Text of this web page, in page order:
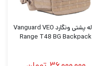
کوله پشتی ونگارد Vanguard VEO
Range T48 BG Backpack